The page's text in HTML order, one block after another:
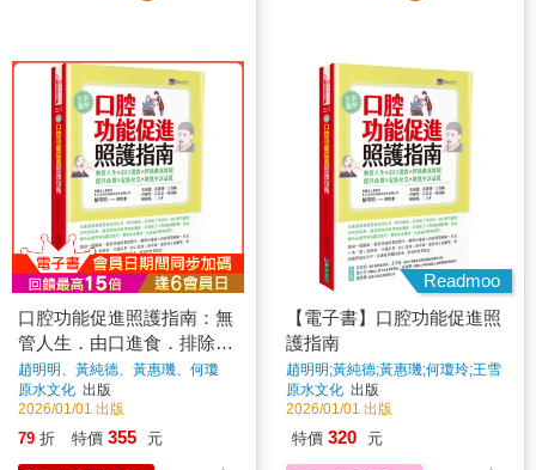
口腔功能促進照護指南：無
管人生．由口進食．排除進
食障礙．提升自尊．促進社
交．增進生活品質
趙明明、黃純德、黃惠璣、何瓊
玲、王雪珮、呂志忠、葉建鑫、賴
俞綺著
原水文化 出版
2026/01/01 出版
79 折 特價 355 元
Readmoo
【電子書】口腔功能促進照
護指南
趙明明;黃純德;黃惠璣;何瓊玲;王雪
珮;呂志忠;葉建鑫;賴俞綺
原水文化 出版
2026/01/01 出版
特價 320 元